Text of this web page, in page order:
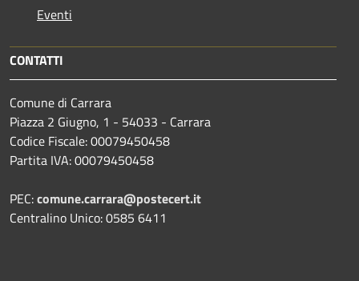
Eventi
CONTATTI
Comune di Carrara
Piazza 2 Giugno, 1 - 54033 - Carrara
Codice Fiscale: 00079450458
Partita IVA: 00079450458
PEC:comune.carrara@postecert.it
Centralino Unico: 0585 6411